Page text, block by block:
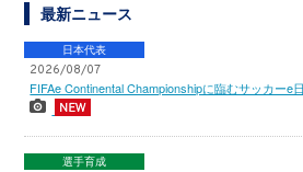
最新ニュース
日本代表
2026/08/07
FIFAe Continental Championshipに臨むサッカーe
選手育成